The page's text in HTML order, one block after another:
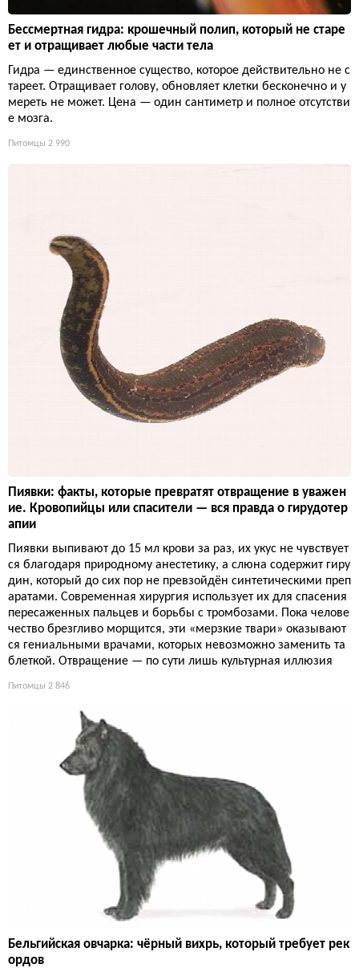
Бессмертная гидра: крошечный полип, который не старе
ет и отращивает любые части тела
Гидра — единственное существо, которое действительно не с
тареет. Отращивает голову, обновляет клетки бесконечно и у
мереть не может. Цена — один сантиметр и полное отсутстви
е мозга.
Питомцы 2 990
Пиявки: факты, которые превратят отвращение в уважен
ие. Кровопийцы или спасители — вся правда о гирудотер
апии
Пиявки выпивают до 15 мл крови за раз, их укус не чувствует
ся благодаря природному анестетику, а слюна содержит гиру
дин, который до сих пор не превзойдён синтетическими преп
аратами. Современная хирургия использует их для спасения
пересаженных пальцев и борьбы с тромбозами. Пока челове
чество брезгливо морщится, эти «мерзкие твари» оказывают
ся гениальными врачами, которых невозможно заменить та
блеткой. Отвращение — по сути лишь культурная иллюзия
Питомцы 2 846
Бельгийская овчарка: чёрный вихрь, который требует рек
ордов